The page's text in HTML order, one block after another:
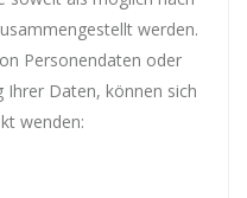
werden.
Personendaten oder
Daten, können sich
wenden: